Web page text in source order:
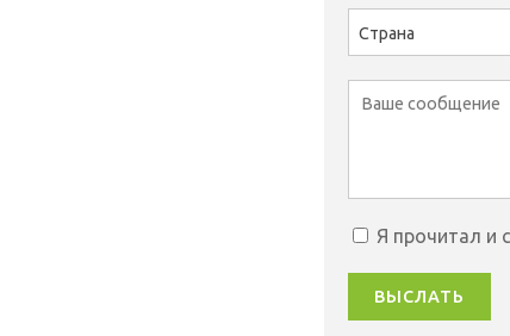
Страна
Я прочитал и
ВЫСЛАТЬ